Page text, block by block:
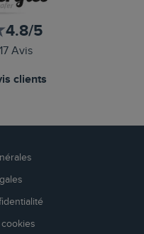
4.8/5
Avis
clients